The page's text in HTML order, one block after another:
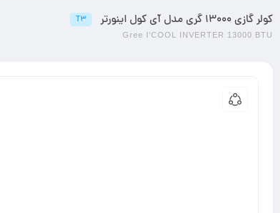
کولر گازی 13000 گری مدل آی کول اینورتر T3
Gree I'COOL INVERTER 13000 BTU